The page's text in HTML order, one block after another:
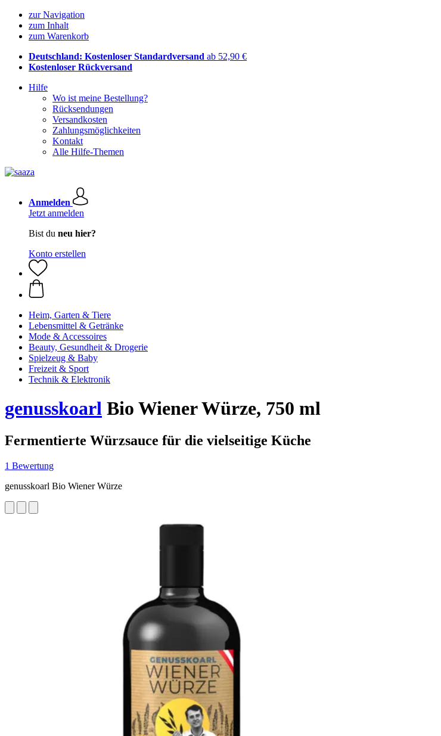
zur Navigation
zum Inhalt
zum Warenkorb
Deutschland: Kostenloser Standardversand ab 52,90 €
Kostenloser Rückversand
Hilfe
Wo ist meine Bestellung?
Rücksendungen
Versandkosten
Zahlungsmöglichkeiten
Kontakt
Alle Hilfe-Themen
Anmelden
Jetzt anmelden
Bist du neu hier?
Konto erstellen
Heim, Garten & Tiere
Lebensmittel & Getränke
Mode & Accessoires
Beauty, Gesundheit & Drogerie
Spielzeug & Baby
Freizeit & Sport
Technik & Elektronik
genusskoarl Bio Wiener Würze, 750 ml
Fermentierte Würzsauce für die vielseitige Küche
1 Bewertung
genusskoarl Bio Wiener Würze